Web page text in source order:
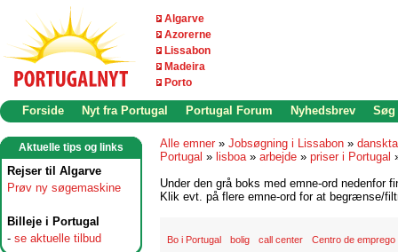
Algarve
Azorerne
Lissabon
Madeira
Porto
Forside Nyt fra Portugal Portugal Forum Nyhedsbrev Søg
Aktuelle tips og links
Rejser til Algarve
Prøv ny søgemaskine
Billeje i Portugal
- se aktuelle tilbud
Alle emner » Jobsøgning i Lissabon »
Portugal » lisboa» arbejde » priser i Portugal
Under den grå boks med emne-ord nedenfor
Klik evt. på flere emne-ord for at begrænse/
Bo i Portugal bolig call center Centro de emprego